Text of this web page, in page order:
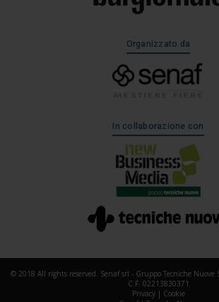
Organizzato da
In collaborazione con
© 2018 All rights reserved. Senaf srl - Gruppo Tecniche Nuove
C.F. 02213830371
Privacy| Cookie